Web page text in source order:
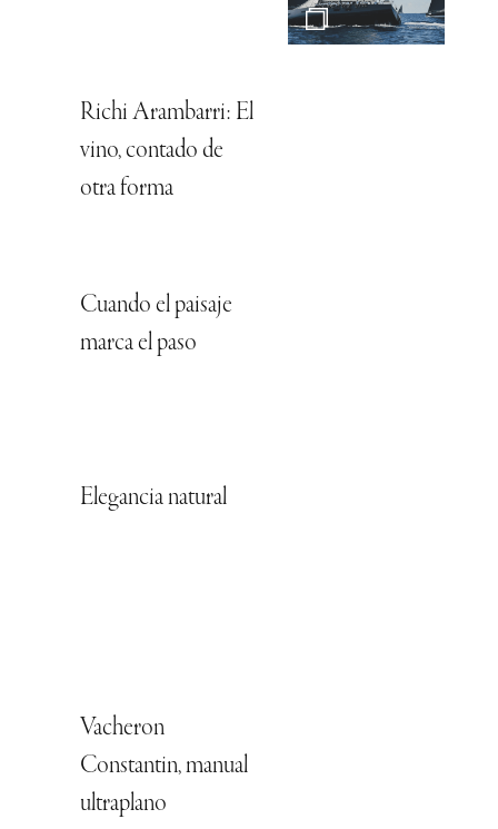
Richi Arambarri: El
vino, contado de
otra forma
Cuando el paisaje
marca el paso
Elegancia natural
Vacheron
Constantin, manual
ultraplano